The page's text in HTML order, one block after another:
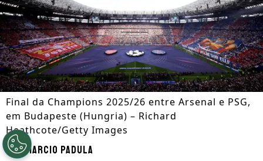
Final da Champions 2025/26 entre Arsenal e PSG,
em Budapeste (Hungria) – Richard
Heathcote/Getty Images
PorMarcio Padula